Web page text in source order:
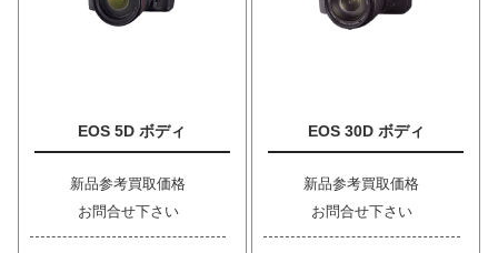
EOS 5D ボディ
新品参考買取価格
お問合せ下さい
EOS 30D ボディ
新品参考買取価格
お問合せ下さい